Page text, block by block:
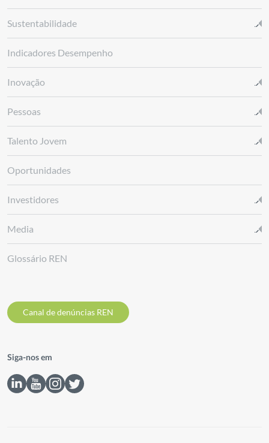
Sustentabilidade
Indicadores Desempenho
Inovação
Pessoas
Talento Jovem
Oportunidades
Investidores
Media
Glossário REN
Canal de denúncias REN
Siga-nos em